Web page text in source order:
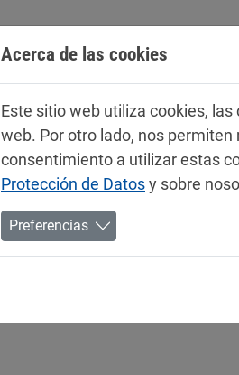
Acerca de las cookies
Este sitio web utiliza cookies,
web. Por otro lado, nos
consentimiento a utilizar estas
Protección de Datosy sobre
Preferencias